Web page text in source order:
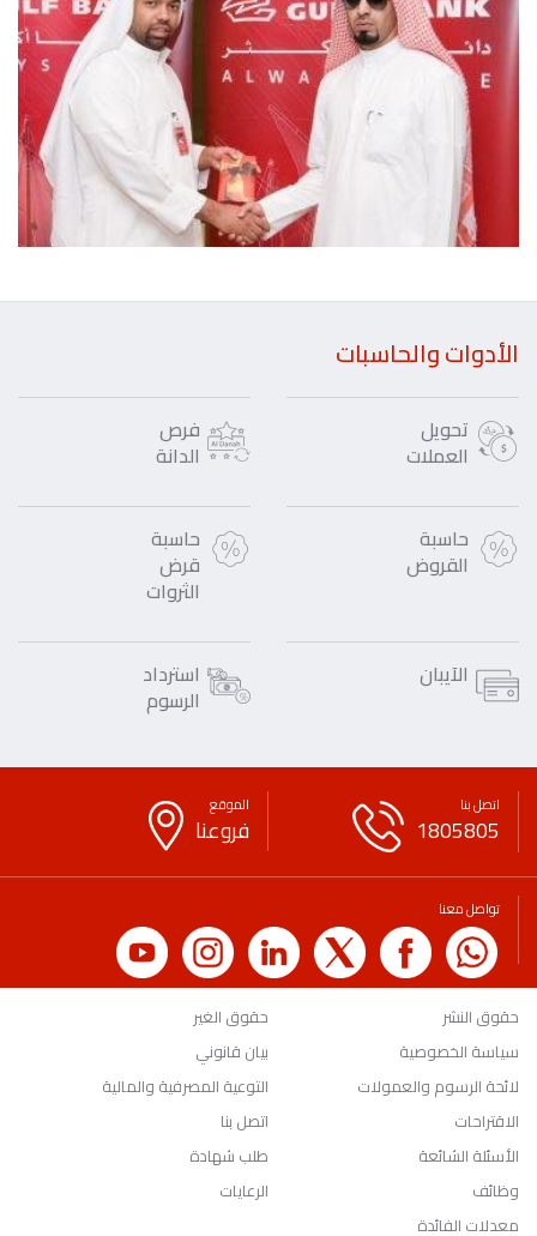
الأدوات والحاسبات
تحويل
العملات
فرص
الدانة
حاسبة
القروض
حاسبة
قرض
الثروات
الآيبان استرداد
الرسوم
اتصل بنا
1805805
الموقع
فروعنا
تواصل معنا
حقوق النشر
حقوق الغير
سياسة الخصوصية
بيان قانوني
لائحة الرسوم والعمولات
التوعية المصرفية والمالية
الاقتراحات
اتصل بنا
الأسئلة الشائعة
طلب شهادة
وظائف
الرعايات
معدلات الفائدة